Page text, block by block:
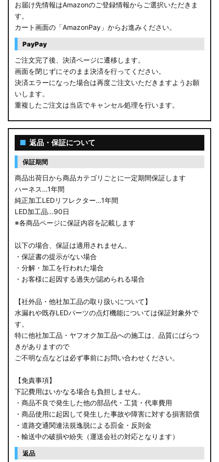
お届け先情報はAmazonのご登録情報からご選択いただきま
す。
カート画面の「AmazonPay」からお進みください。
PayPay
ご注文完了後、決済ページに遷移します。
画面を閉じずにそのまま決済を行ってください。
決済エラーになった場合は再度ご注文いただきますようお願
いします。
重複したご注文は当店でキャンセル処理を行います。
■ 返品・保証について
保証期間
商品出荷日から商品カテゴリごとに一定期間保証します
ハーネス…1年間
純正加工LEDリフレクター…1年間
LED加工品…90日
※各商品ページに保証内容を記載します
以下の場合、保証は適用されません。
・保証書の提示がない場合
・分解・加工を行われた場合
・お客様に起因する過失が認められる場合
【社外品・他社加工品の取り扱いについて】
水漏れや既存LEDパーツの点灯機能については保証対象外で
す。
特に他社加工品・ヤフオク加工品への施工は、品質にばらつ
きがありますので
ご不明な点などは必ず事前にお問い合わせください。
【免責事項】
下記費用はいかなる場合も負担しません。
・商品不良で発生した他の部品代・工賃・代車費用
・商品使用に起因して発生した事故や障害に対する損害賠償
・道路交通関連法規逸脱による罰金・反則金
・輸送中の破損や紛失（運送会社の対応となります）
返品